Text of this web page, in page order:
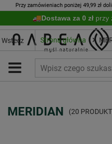
Przy zamówieniach poniżej 49,99 zł
Dostawa za 0 zł przy
Wstecz Strona główna
MERIDIAN (20